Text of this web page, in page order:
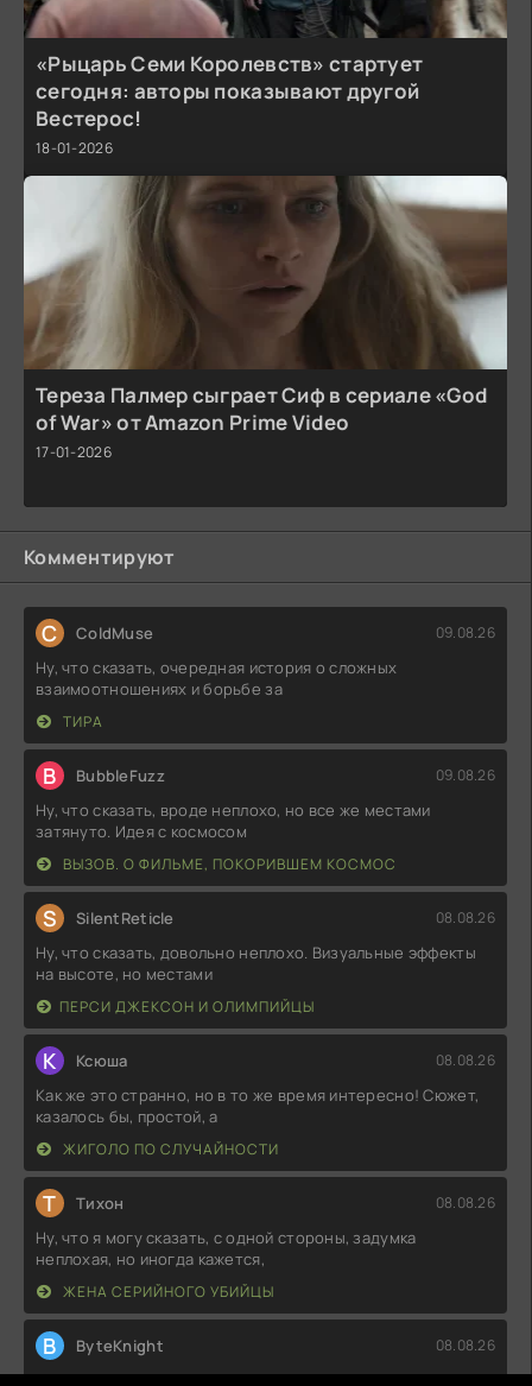
«Рыцарь Семи Королевств» стартует
сегодня: авторы показывают другой
Вестерос!
18-01-2026
Тереза Палмер сыграет Сиф в сериале «God
of War» от Amazon Prime Video
17-01-2026
Комментируют
C ColdMuse 09.08.26
Ну, что сказать, очередная история о сложных
взаимоотношениях и борьбе за
ТИРА
B BubbleFuzz 09.08.26
Ну, что сказать, вроде неплохо, но все же местами
затянуто. Идея с космосом
ВЫЗОВ. О ФИЛЬМЕ, ПОКОРИВШЕМ КОСМОС
S SilentReticle 08.08.26
Ну, что сказать, довольно неплохо. Визуальные эффекты
на высоте, но местами
ПЕРСИ ДЖЕКСОН И ОЛИМПИЙЦЫ
К Ксюша 08.08.26
Как же это странно, но в то же время интересно! Сюжет,
казалось бы, простой, а
ЖИГОЛО ПО СЛУЧАЙНОСТИ
Т Тихон 08.08.26
Ну, что я могу сказать, с одной стороны, задумка
неплохая, но иногда кажется,
ЖЕНА СЕРИЙНОГО УБИЙЦЫ
B ByteKnight 08.08.26
Ну, что сказать, вроде и задумка интересная, но местами